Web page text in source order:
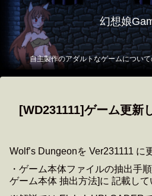
幻想娘
自主製作のアダルトなゲームについ
[WD231111]ゲーム更新
Wolf’s Dungeonを Ver231111 に
・ゲーム本体ファイルの抽出
ゲーム本体 抽出方法]に 記載して